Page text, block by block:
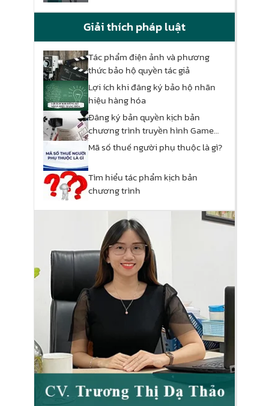
Giải thích pháp luật
Tác phẩm điện ảnh và phương
thức bảo hộ quyền tác giả
Lợi ích khi đăng ký bảo hộ nhãn
hiệu hàng hóa
Đăng ký bản quyền kịch bản
chương trình truyền hình Game
show
Mã số thuế người phụ thuộc là gì?
Tìm hiểu tác phẩm kịch bản
chương trình